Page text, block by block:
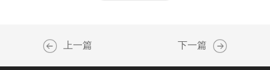
上一篇 下一篇